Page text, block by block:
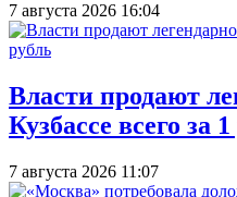
7 августа 2026 16:04
Власти продают
Кузбассе всего за
7 августа 2026 11:07